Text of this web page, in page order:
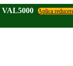
VAL5000 Aplica